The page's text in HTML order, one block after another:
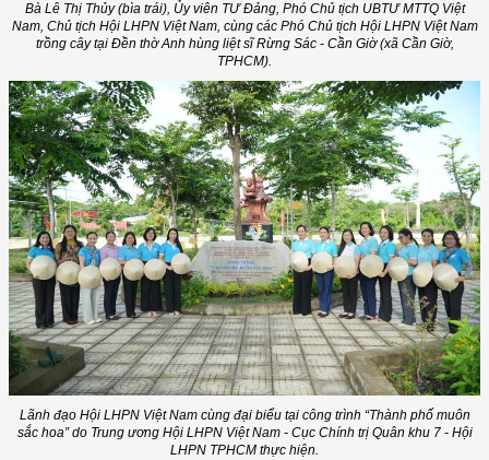
Bà Lê Thị Thủy (bìa trái), Ủy viên TƯ Đảng, Phó Chủ tịch UBTƯ MTTQ Việt
Nam, Chủ tịch Hội LHPN Việt Nam, cùng các Phó Chủ tịch Hội LHPN Việt Nam
trồng cây tại Đền thờ Anh hùng liệt sĩ Rừng Sác - Cần Giờ (xã Cần Giờ,
TPHCM).
Lãnh đạo Hội LHPN Việt Nam cùng đại biểu tại công trình “Thành phố muôn
sắc hoa” do Trung ương Hội LHPN Việt Nam - Cục Chính trị Quân khu 7 - Hội
LHPN TPHCM thực hiện.